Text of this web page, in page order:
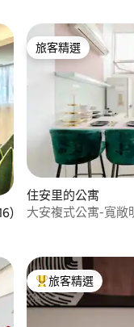
格只要5星級飯店
比五星幾乎滿分。
如有需要協助的地
盡力協助,做好國民
本所嚴禁吸菸及酒
價中獲得 4.94 的平均
旅客精選
旅客精選
住安里的公寓
大安複式公寓-寬敞
旅客精選榜首
旅客精選